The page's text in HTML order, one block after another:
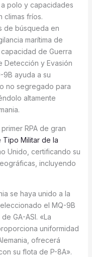
polo y capacidades
climas fríos.
de búsqueda en
marítima de
de Guerra
Detección y Evasión
9B ayuda a su
no segregado para
altamente
RPA de gran
Militar de la
Unido, certificando su
incluyendo
se haya unido a la
el MQ-9B
GA-ASI. «La
uniformidad
ofrecerá
su flota de P-8A».